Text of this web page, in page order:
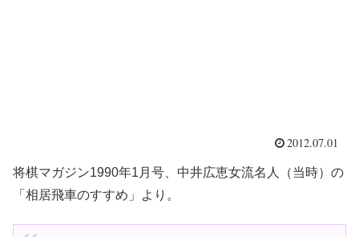
2012.07.01
将棋マガジン1990年1月号、中井広恵女流名人（当時）の
「相居飛車のすすめ」より。